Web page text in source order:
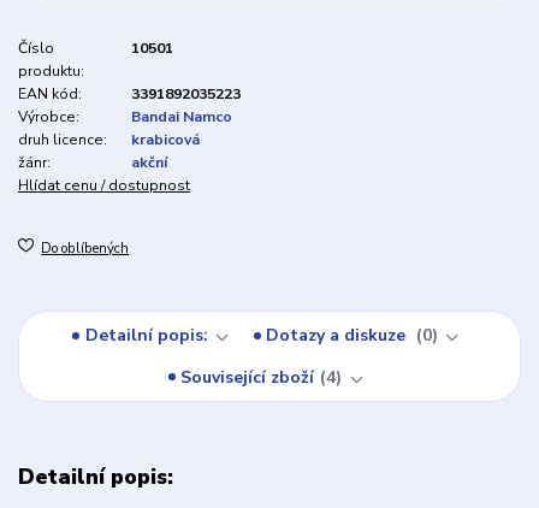
Číslo
produktu:
10501
EAN kód:
3391892035223
Výrobce:
Bandai Namco
druh licence:
krabicová
žánr:
akční
Hlídat cenu / dostupnost
Do oblíbených
Detailní popis: Dotazy a diskuze
0
Související zboží 4
Detailní popis: